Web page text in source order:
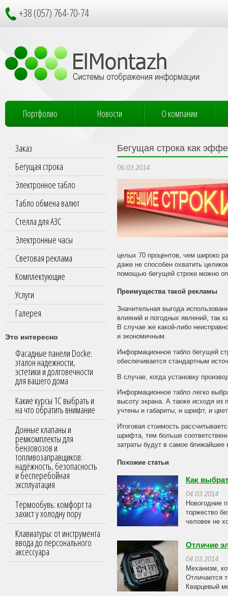
+38 (057) 764-70-74
Портфолио Новости О компании
Заказ
Бегущая строка
Электронное табло
Табло обмена валют
Стелла для АЗС
Электронные часы
Световая реклама
Комплектующие
Услуги
Галерея
Это интересно
Фасадные панели Docke:
эталон надежности,
эстетики и долговечности
для вашего дома
Какие курсы 1С выбрать и
на что обратить внимание
Донные клапаны и
ремкомплекты для
бензовозов и
топливозаправщиков:
надёжность, безопасность
и бесперебойная
эксплуатация
Термообувь: комфорт та
захист у холодну пору
Клавиатуры: от инструмента
ввода до персонального
аксессуара
Бегущая строка как
06.03.2014
целых 70 процентов, чем широко
даже не способен охватить
помощью бегущей строки можно
Преимущества такой рекламы
Значительная выгода
влияний и погодных явлений, так
В случае же какой-либо
и экономичным.
Информационное табло бегущей
обеспечивается стандартным
В случае, когда установку
Информационное табло легко
высоту экрана. А также исходя из
учтены и габариты, и шрифт, и
Итоговая стоимость
шрифта, тем больше
затраты будут в самое
Похожие статьи
Как
04.03.2014
Новогодние
торжество
человек не
Отличие
04.03.2014
Механизм,
Отличается
Кварцевый